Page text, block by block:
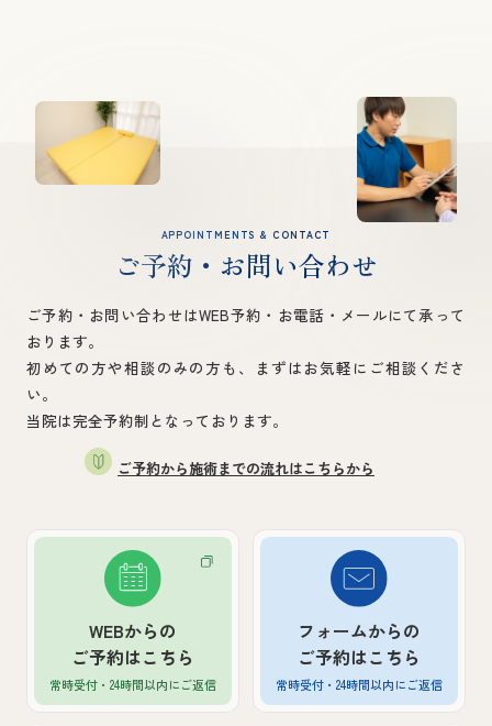
APPOINTMENTS & CONTACT
ご予約・お問い合わせ
ご予約・お問い合わせはWEB予約・お電話・メールにて承って
おります。
初めての方や相談のみの方も、まずはお気軽にご相談くださ
い。
当院は完全予約制となっております。
ご予約から施術までの流れはこちらから
WEBからの
ご予約はこちら
常時受付・24時間以内にご返信
フォームからの
ご予約はこちら
常時受付・24時間以内にご返信